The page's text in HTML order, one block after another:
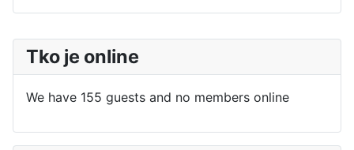
Tko je online
We have 155 guests and no members online